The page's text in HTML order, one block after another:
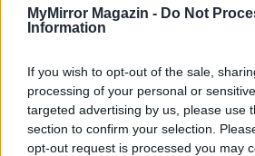
MyMirror Magazin - Do Not
Information
If you wish to opt-out of the sale,
processing of your personal or
targeted advertising by us, please use
section to confirm your selection.
opt-out request is processed you may
Minka 12. rész
Minka 11. rész